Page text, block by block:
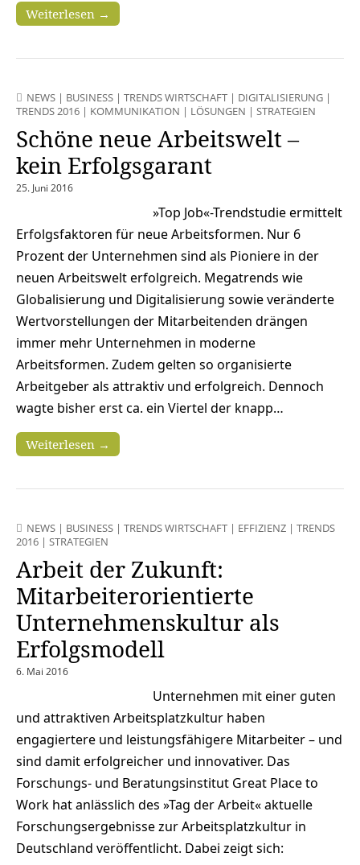
Weiterlesen →
NEWS | BUSINESS | TRENDS WIRTSCHAFT | DIGITALISIERUNG |
TRENDS 2016 | KOMMUNIKATION | LÖSUNGEN | STRATEGIEN
Schöne neue Arbeitswelt –
kein Erfolgsgarant
25. Juni 2016
»Top Job«-Trendstudie ermittelt
Erfolgsfaktoren für neue Arbeitsformen. Nur 6
Prozent der Unternehmen sind als Pioniere in der
neuen Arbeitswelt erfolgreich. Megatrends wie
Globalisierung und Digitalisierung sowie veränderte
Wertvorstellungen der Mitarbeitenden drängen
immer mehr Unternehmen in moderne
Arbeitsformen. Zudem gelten so organisierte
Arbeitgeber als attraktiv und erfolgreich. Dennoch
wagte bisher erst ca. ein Viertel der knapp…
Weiterlesen →
NEWS | BUSINESS | TRENDS WIRTSCHAFT | EFFIZIENZ | TRENDS
2016 | STRATEGIEN
Arbeit der Zukunft:
Mitarbeiterorientierte
Unternehmenskultur als
Erfolgsmodell
6. Mai 2016
Unternehmen mit einer guten
und attraktiven Arbeitsplatzkultur haben
engagiertere und leistungsfähigere Mitarbeiter – und
sind damit erfolgreicher und innovativer. Das
Forschungs- und Beratungsinstitut Great Place to
Work hat anlässlich des »Tag der Arbeit« aktuelle
Forschungsergebnisse zur Arbeitsplatzkultur in
Deutschland veröffentlicht. Dabei zeigt sich: